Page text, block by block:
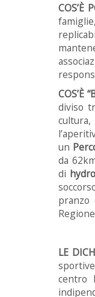
COS’È
COS’È
diviso
un
da
di
pranzo
LE
centro